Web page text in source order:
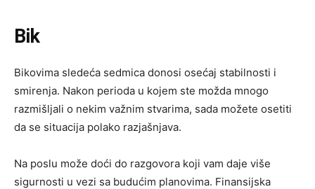
Bik
Bikovima sledeća sedmica donosi osećaj stabilnosti i
smirenja. Nakon perioda u kojem ste možda mnogo
razmišljali o nekim važnim stvarima, sada možete osetiti
da se situacija polako razjašnjava.
Na poslu može doći do razgovora koji vam daje više
sigurnosti u vezi sa budućim planovima. Finansijska